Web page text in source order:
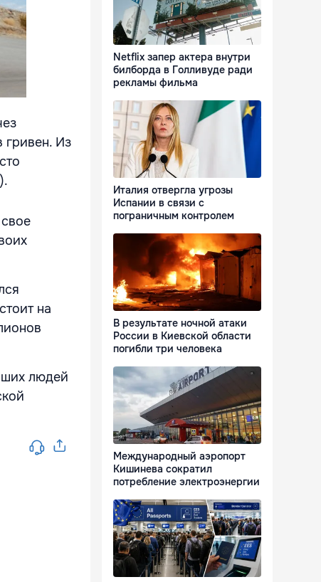
гривен. Из
на
людей
Netflix запер актера внутри
билборда в Голливуде ради
рекламы фильма
Италия отвергла угрозы
Испании в связи с
пограничным контролем
В результате ночной атаки
России в Киевской области
погибли три человека
Международный аэропорт
Кишинева сократил
потребление электроэнергии